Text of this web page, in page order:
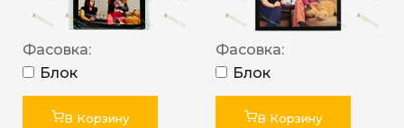
Фасовка:
Блок
В Корзину
Фасовка:
Блок
В Корзину